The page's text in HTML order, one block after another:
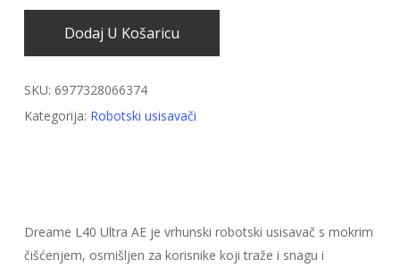
Dodaj U Košaricu
SKU: 6977328066374
Kategorija: Robotski usisavači
Dreame L40 Ultra AE je vrhunski robotski usisavač s mokrim
čišćenjem, osmišljen za korisnike koji traže i snagu i